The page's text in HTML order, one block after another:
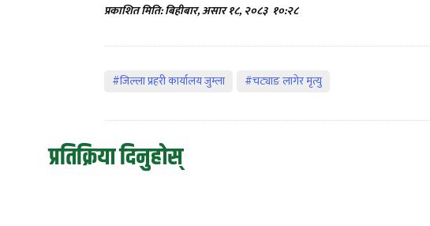
प्रकाशित मिति: बिहीबार, असार १८, २०८३ १०:२८
#जिल्ला प्रहरी कार्यालय जुम्ला #चट्याङ लागेर मृत्यु
प्रतिक्रिया दिनुहोस्